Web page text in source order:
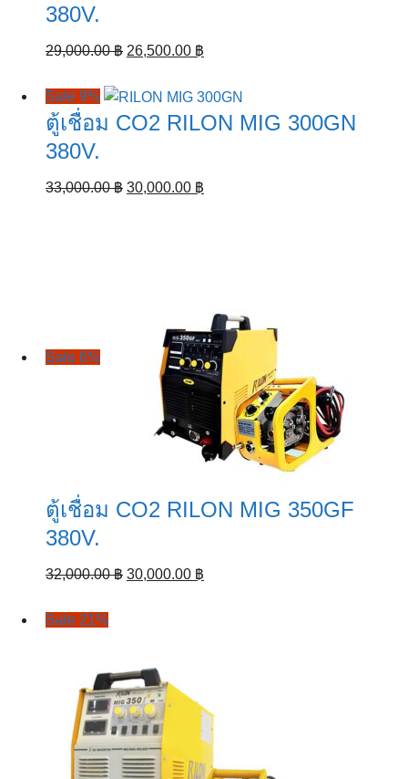
380V.
29,000.00฿ Original
was:
29,000.00 ฿.
26,500.00 ฿
is:
26,500.00 ฿.
Sale 9%
ตู้เชื่อม CO2 RILON MIG 300GN
380V.
33,000.00฿ Original
30,000.00 ฿
Sale 6%
ตู้เชื่อม CO2 RILON MIG 350GF
380V.
32,000.00฿ Original
30,000.00 ฿
Sale 21%